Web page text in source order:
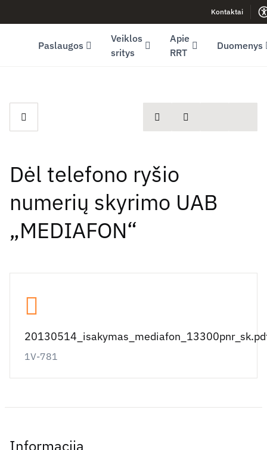
Kontaktai
Paslaugos
Veiklos
sritys
Apie
RRT
Duomenys
spausdintiDalintis
Dėl telefono ryšio
numerių skyrimo UAB
„MEDIAFON“
1V-781
Informacija